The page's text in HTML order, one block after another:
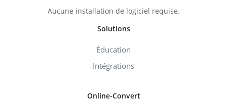
Aucune installation de logiciel requise.
Solutions
Éducation
Intégrations
Online-Convert